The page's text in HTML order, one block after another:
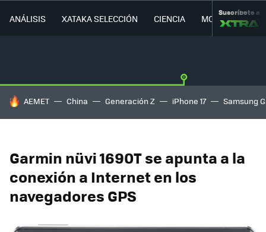
ANÁLISIS XATAKA SELECCIÓN CIENCIA MOVILIDAD
Suscríbete a
HOY SE HABLA DE
AEMET China Generación Z iPhone 17 Samsung
Garmin nüvi 1690T se apunta a la
conexión a Internet en los
navegadores GPS